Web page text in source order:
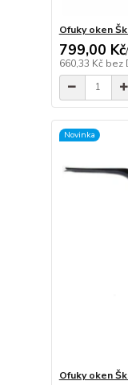
Ofuky oken
799,00 Kč/
660,33 Kč bez
Novinka
Ofuky oken